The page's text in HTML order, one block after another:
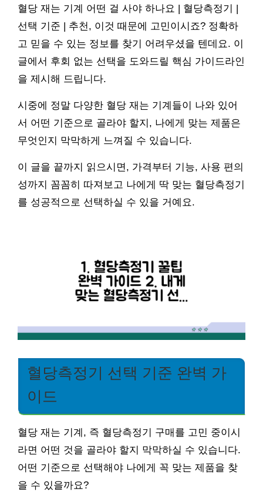
혈당 재는 기계 어떤 걸 사야 하나요 | 혈당측정기 |
선택 기준 | 추천, 이것 때문에 고민이시죠? 정확하
고 믿을 수 있는 정보를 찾기 어려우셨을 텐데요. 이
글에서 후회 없는 선택을 도와드릴 핵심 가이드라인
을 제시해 드립니다.
시중에 정말 다양한 혈당 재는 기계들이 나와 있어
서 어떤 기준으로 골라야 할지, 나에게 맞는 제품은
무엇인지 막막하게 느껴질 수 있습니다.
이 글을 끝까지 읽으시면, 가격부터 기능, 사용 편의
성까지 꼼꼼히 따져보고 나에게 딱 맞는 혈당측정기
를 성공적으로 선택하실 수 있을 거예요.
혈당측정기 선택 기준 완벽 가
이드
혈당 재는 기계, 즉 혈당측정기 구매를 고민 중이시
라면 어떤 것을 골라야 할지 막막하실 수 있습니다.
어떤 기준으로 선택해야 나에게 꼭 맞는 제품을 찾
을 수 있을까요?